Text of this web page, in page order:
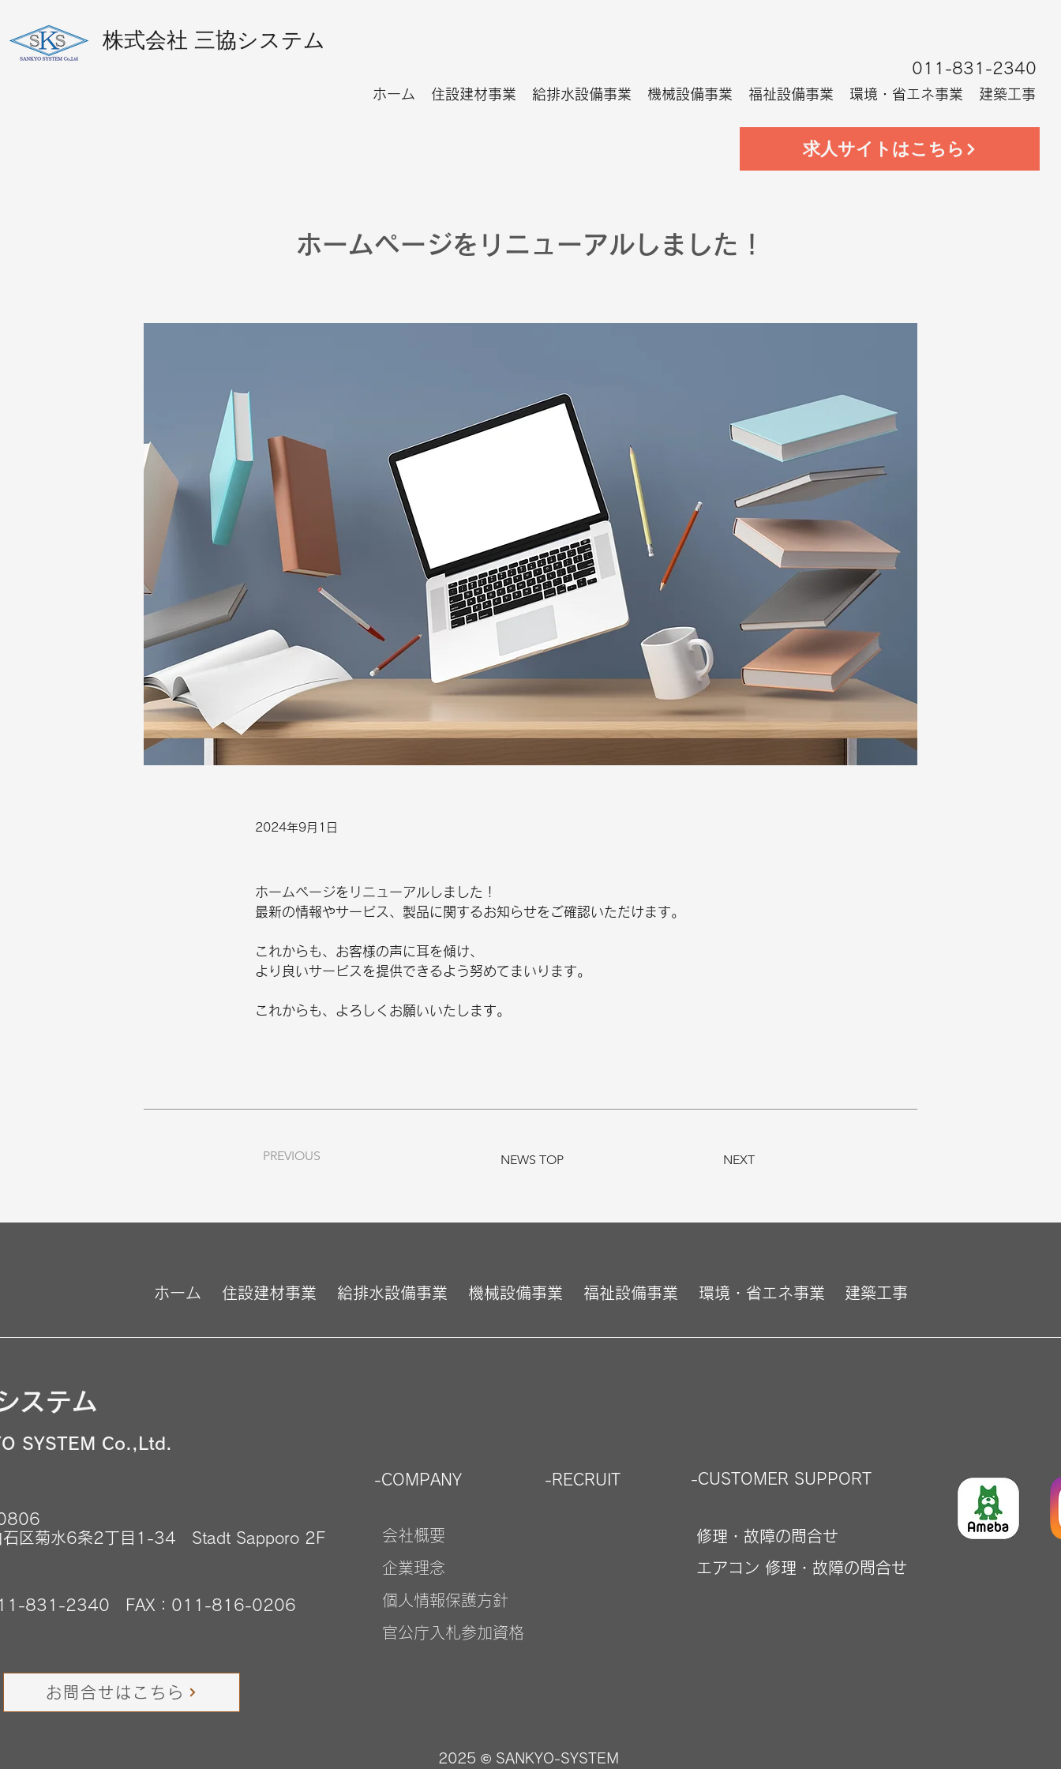
​株式会社 三協システム
ホーム 住設建材事業 給排水設備事業 機械設備事業 福祉設備事業 環境・省エネ事業 建築工事
011-831-2340
求人サイトはこちら
ホームページをリニューアルしました！
2024年9月1日
ホームページをリニューアルしました！
最新の情報やサービス、製品に関するお知らせをご確認いただけます。
これからも、お客様の声に耳を傾け、
より良いサービスを提供できるよう努めてまいります。
これからも、よろしくお願いいたします。
PREVIOUS NEWS TOP NEXT
ホーム 住設建材事業 給排水設備事業 機械設備事業 福祉設備事業 環境・省エネ事業 建築工事
ステム
SYSTEM Co.,Ltd.
-COMPANY
石区菊水6条2丁目1-34 Stadt Sapporo 2F
831-2340 FAX：011-816-0206
会社概要
企業理念
個人情報保護方針
官公庁入札参加資格
-RECRUIT -CUSTOMER SUPPORT
修理・故障の問合せ
エアコン 修理・故障の問合せ
お問合せはこちら
2025 © SANKYO-SYSTEM